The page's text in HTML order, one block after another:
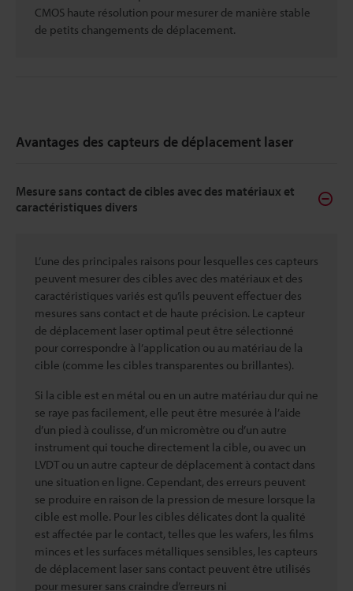
CMOS haute résolution pour mesurer de manière stable
de petits changements de déplacement.
Avantages des capteurs de déplacement laser
Mesure sans contact de cibles avec des matériaux et
caractéristiques divers
L’une des principales raisons pour lesquelles ces capteurs
peuvent mesurer des cibles avec des matériaux et des
caractéristiques variés est qu’ils peuvent effectuer des
mesures sans contact et de haute précision. Le capteur
de déplacement laser optimal peut être sélectionné
pour correspondre à l’application ou au matériau de la
cible (comme les cibles transparentes ou brillantes).
Si la cible est en métal ou en un autre matériau dur qui ne
se raye pas facilement, elle peut être mesurée à l’aide
d’un pied à coulisse, d’un micromètre ou d’un autre
instrument qui touche directement la cible, ou avec un
LVDT ou un autre capteur de déplacement à contact dans
une situation en ligne. Cependant, des erreurs peuvent
se produire en raison de la pression de mesure lorsque la
cible est molle. Pour les cibles délicates dont la qualité
est affectée par le contact, telles que les wafers, les films
minces et les surfaces métalliques sensibles, les capteurs
de déplacement laser sans contact peuvent être utilisés
pour mesurer sans craindre d’erreurs ni